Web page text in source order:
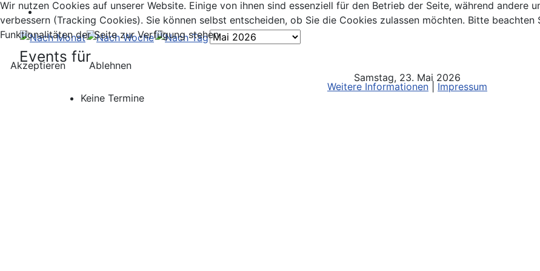
Events für
Samstag, 23. Mai 2026
Keine Termine
Wir nutzen Cookies auf unserer Website. Einige von ihnen sind essenziell für den Betrieb der Seite, während andere
verbessern (Tracking Cookies). Sie können selbst entscheiden, ob Sie die Cookies zulassen möchten. Bitte
Funktionalitäten der Seite zur Verfügung stehen.
Akzeptieren
Ablehnen
Weitere Informationen
Impressum